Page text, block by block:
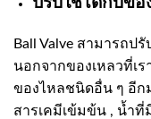
Ball Valve สามารถป
นอกจากของเหลวที่เ
ของไหลชนิดอื่น ๆ อีก
สารเคมีเข้มข้น , น้ำ